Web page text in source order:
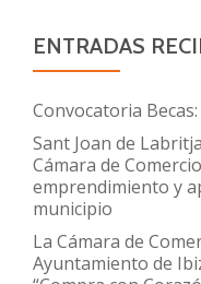
ENTRADAS
Convocatoria
Sant Joan de
Cámara de
emprendimiento y
municipio
La Cámara de
Ayuntamiento de